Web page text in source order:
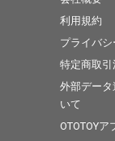
利用規約
プライバ
特定商取
外部デー
いて
OTOTOYア